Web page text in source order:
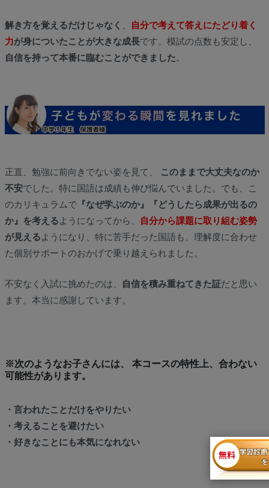
解き方を覚えるだけじゃなく
自分で考えて答えにたどり着く
力が身についたことが大きな成長です。模試の点数も安定し、
自信を持って本番に臨むことができました。
正直、勉強に前向きでない姿を見て、
このままで大丈夫なのか
不安でした。特に国語は成績も伸び悩んでいました。でも、こ
のカリキュラムで『なぜ学ぶのか』『どうしたら成果が出るの
か』を考えるようになってから、
自分から課題に取り組む姿勢
が見えるようになり、特に苦手だった国語も、理解度に合わせ
た個別サポートのおかげで乗り越えられました。
不安なく入試に挑めたのは、 自信を積み重ねてきた証だと思い
ます。本当に感謝しています。
※次のようなお子さんには、 本コースの特性上、合わない
可能性があります。
・言われたことだけをやりたい
・考えることを避けたい
・好きなことにも本気になれない